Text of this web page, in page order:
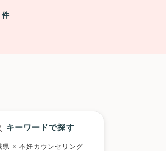
キーワードで探す
県 × 不妊カウンセリング